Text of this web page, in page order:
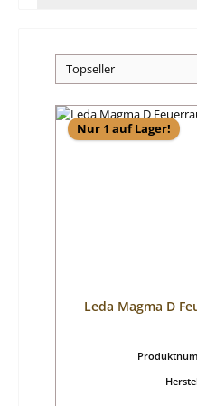
Nur 1 auf Lager!
Leda Magma D